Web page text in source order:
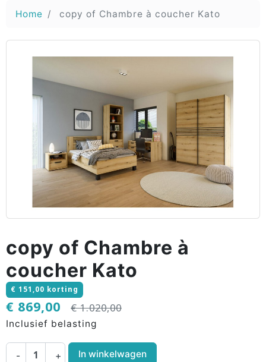
Home copy of Chambre à coucher Kato
copy of Chambre à
coucher Kato
€ 151,00 korting
€ 869,00 € 1.020,00
Inclusief belasting
- + In winkelwagen